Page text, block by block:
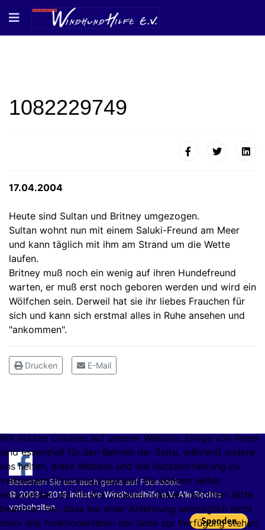
1082229749
17.04.2004
Heute sind Sultan und Britney umgezogen.
Sultan wohnt nun mit einem Saluki-Freund am Meer
und kann täglich mit ihm am Strand um die Wette
laufen.
Britney muß noch ein wenig auf ihren Hundefreund
warten, er muß erst noch geboren werden und wird ein
Wölfchen sein. Derweil hat sie ihr liebes Frauchen für
sich und kann sich erstmal alles in Ruhe ansehen und
"ankommen".
Drucken E-Mail
Besuchen Sie uns auch gerne auf Facebook.
© 2003 - 2019 initiative Windhundhilfe e.V. Alle Rechte
vorbehalten.
Wir nutzen Cookies auf unserer Website. Einige von ihnen
sind essenziell für den Betrieb der Seite, während andere
uns helfen, diese Website und die Nutzererfahrung zu
verbessern (Tracking Cookies). Sie können selbst
entscheiden, ob Sie die Cookies zulassen möchten. Bitte
beachten Sie, dass bei einer Ablehnung womöglich nicht
mehr alle Funktionalitäten der Seite zur Verfügung stehen.